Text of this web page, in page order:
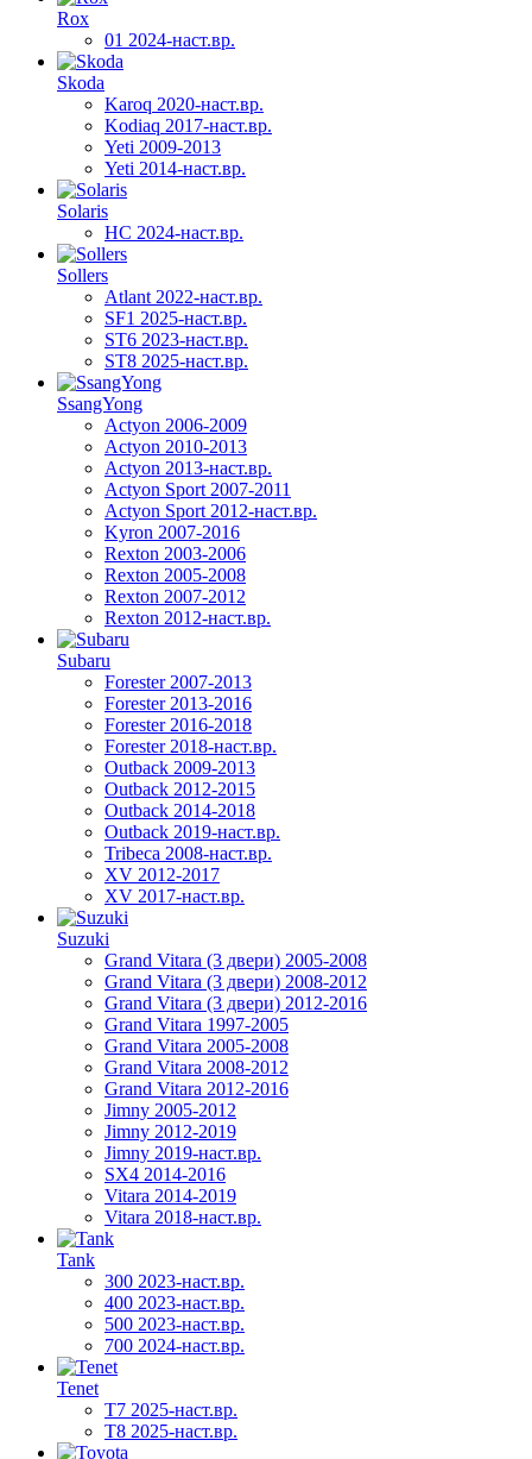
Rox
01 2024-наст.вр.
Skoda
Karoq 2020-наст.вр.
Kodiaq 2017-наст.вр.
Yeti 2009-2013
Yeti 2014-наст.вр.
Solaris
HC 2024-наст.вр.
Sollers
Atlant 2022-наст.вр.
SF1 2025-наст.вр.
ST6 2023-наст.вр.
ST8 2025-наст.вр.
SsangYong
Actyon 2006-2009
Actyon 2010-2013
Actyon 2013-наст.вр.
Actyon Sport 2007-2011
Actyon Sport 2012-наст.вр.
Kyron 2007-2016
Rexton 2003-2006
Rexton 2005-2008
Rexton 2007-2012
Rexton 2012-наст.вр.
Subaru
Forester 2007-2013
Forester 2013-2016
Forester 2016-2018
Forester 2018-наст.вр.
Outback 2009-2013
Outback 2012-2015
Outback 2014-2018
Outback 2019-наст.вр.
Tribeca 2008-наст.вр.
XV 2012-2017
XV 2017-наст.вр.
Suzuki
Grand Vitara (3 двери) 2005-2008
Grand Vitara (3 двери) 2008-2012
Grand Vitara (3 двери) 2012-2016
Grand Vitara 1997-2005
Grand Vitara 2005-2008
Grand Vitara 2008-2012
Grand Vitara 2012-2016
Jimny 2005-2012
Jimny 2012-2019
Jimny 2019-наст.вр.
SX4 2014-2016
Vitara 2014-2019
Vitara 2018-наст.вр.
Tank
300 2023-наст.вр.
400 2023-наст.вр.
500 2023-наст.вр.
700 2024-наст.вр.
Tenet
T7 2025-наст.вр.
T8 2025-наст.вр.